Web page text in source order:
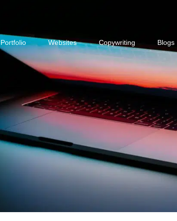
Portfolio Websites Copywriting Blogs